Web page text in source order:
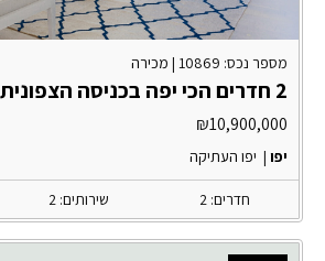
מספר נכס: 10869 | מכירה
2 חדרים הכי יפה בכניסה הצפונית לנמל יפו
₪10,900,000
יפו | יפו העתיקה
חדרים: 2 שירותים: 2